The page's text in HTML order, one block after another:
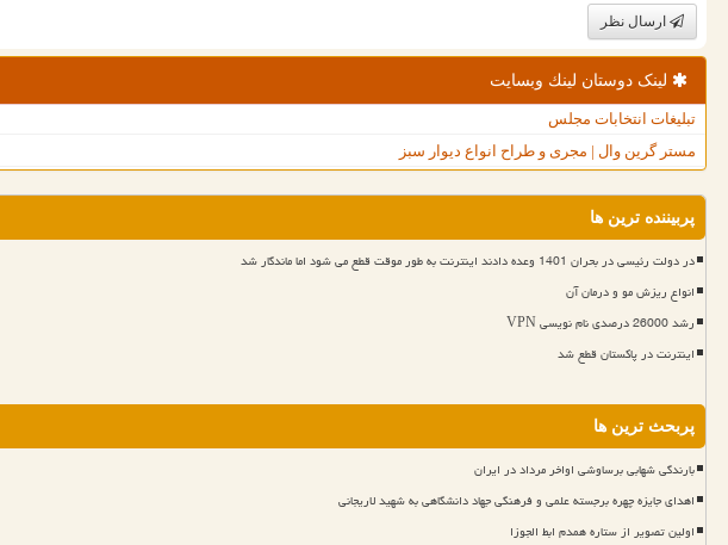
ارسال نظر
لینک دوستان لینك وبسایت
تبلیغات انتخابات مجلس
مستر گرین وال | مجری و طراح انواع دیوار سبز
پربیننده ترین ها
در دولت رئیسی در بحران 1401 وعده دادند اینترنت به طور موقت قطع می شود اما ماندگار شد
انواع ریزش مو و درمان آن
رشد 26000 درصدی نام نویسی VPN
اینترنت در پاکستان قطع شد
پربحث ترین ها
بارندگی شهابی برساوشی اواخر مرداد در ایران
اهدای جایزه چهره برجسته علمی و فرهنگی جهاد دانشگاهی به شهید لاریجانی
اولین تصویر از ستاره همدم ابط الجوزا